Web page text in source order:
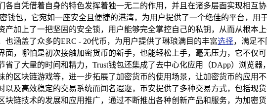
自凭借着自身的特色发挥着独一无二的作用，并且在诸多层面实现相互
钱包，它宛如一座安全且便捷的港湾，为用户提供了一个绝佳的平台，
加上了一把坚固的安全锁，用户能够完全掌控自己的私钥，从而从根本
涵盖了众多的ERC - 20代币，为用户提供了琳琅满目的丰富选择，满足
面，哪怕是初次接触加密货币的新手，也能轻松上手，毫无压力，它不仅
了大量的时间和精力，Trust钱包还集成了去中心化应用（DApp）浏览
区块链游戏等，进一步拓展了加密货币的使用场景，让加密货币的应用
以及高效稳定的交易系统而闻名遐迩，币安提供了多种交易方式，包括现
块链技术的发展和应用推广，通过不断推出各种创新产品和服务，为加密